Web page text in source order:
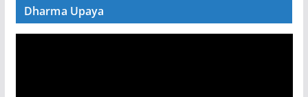
Dharma Upaya